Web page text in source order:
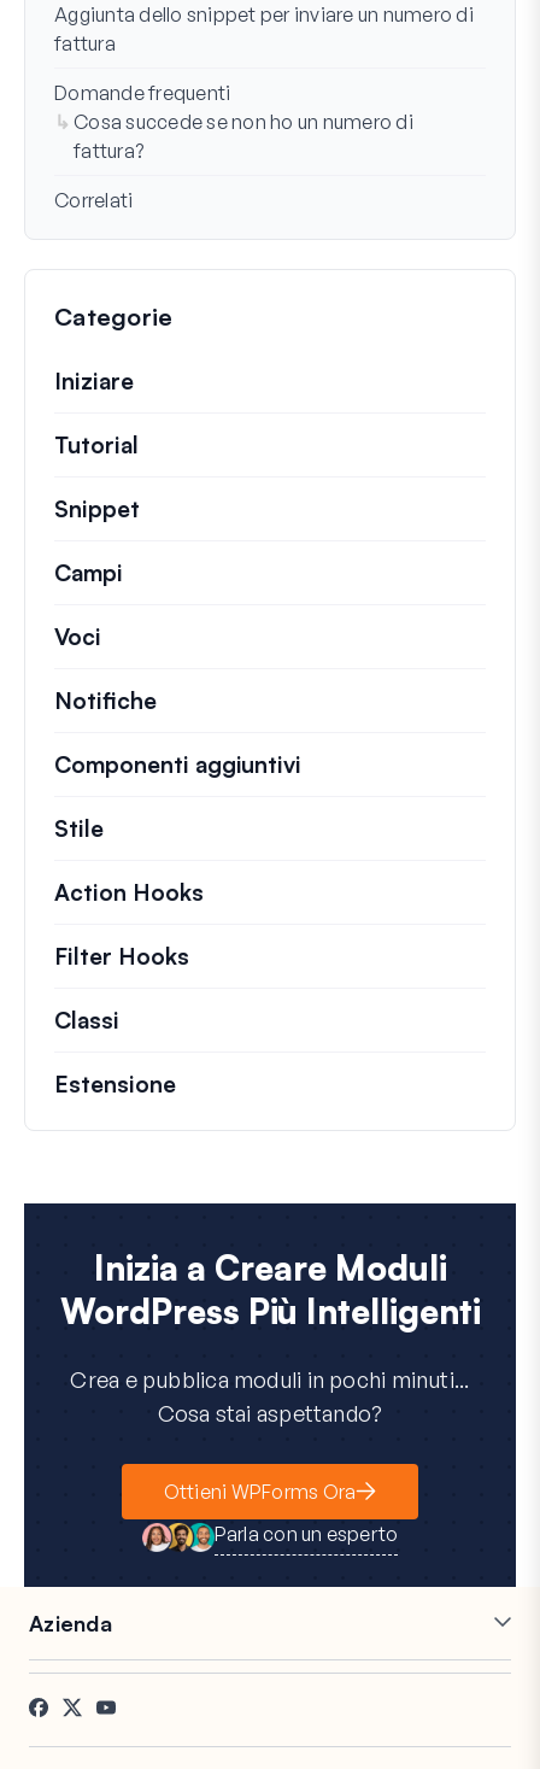
Aggiunta dello snippet per inviare un numero di
fattura
Domande frequenti
Cosa succede se non ho un numero di
fattura?
Correlati
Categorie
Iniziare
Tutorial
Snippet
Campi
Voci
Notifiche
Componenti aggiuntivi
Stile
Action Hooks
Filter Hooks
Classi
Estensione
Inizia a Creare Moduli
WordPress Più Intelligenti
Crea e pubblica moduli in pochi minuti...
Cosa stai aspettando?
Ottieni WPForms Ora
Parla con un esperto
Azienda
Carriere
Testimonianze
Affiliati